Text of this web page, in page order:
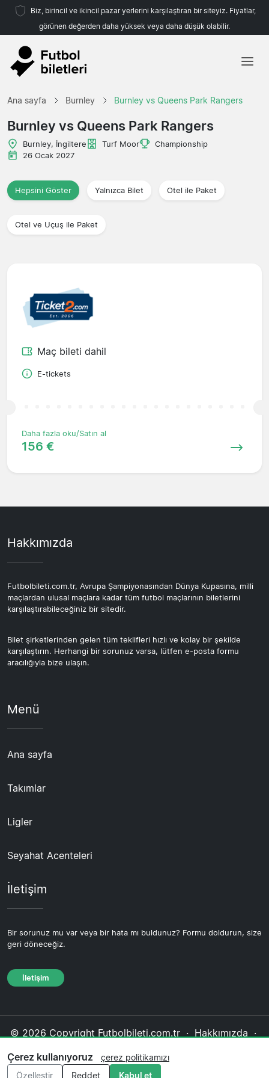
Biz, birincil ve ikincil pazar yerlerini karşılaştıran bir siteyiz. Fiyatlar,
görünen değerden daha yüksek veya daha düşük olabilir.
Ana sayfa Burnley Burnley vs Queens Park Rangers
Burnley vs Queens Park Rangers
Burnley, İngiltere Turf Moor
Championship
26 Ocak 2027
Hepsini Göster Yalnızca Bilet Otel ile Paket
Otel ve Uçuş ile Paket
Maç bileti dahil
E-tickets
Daha fazla oku/Satın al
156 €
Hakkımızda
Futbolbileti.com.tr, Avrupa Şampiyonasından Dünya Kupasına, milli
maçlardan ulusal maçlara kadar tüm futbol maçlarının biletlerini
karşılaştırabileceğiniz bir sitedir.
Bilet şirketlerinden gelen tüm teklifleri hızlı ve kolay bir şekilde
karşılaştırın. Herhangi bir sorunuz varsa, lütfen e-posta formu
aracılığıyla bize ulaşın.
Menü
Ana sayfa
Takımlar
Ligler
Seyahat Acenteleri
İletişim
Bir sorunuz mu var veya bir hata mı buldunuz? Formu doldurun, size
geri döneceğiz.
İletişim
© 2026 Copyright Futbolbileti.com.tr · Hakkımızda ·
Editoryal politika
Çerez kullanıyoruz
çerez politikamızı
Özelleştir
Reddet Kabul et